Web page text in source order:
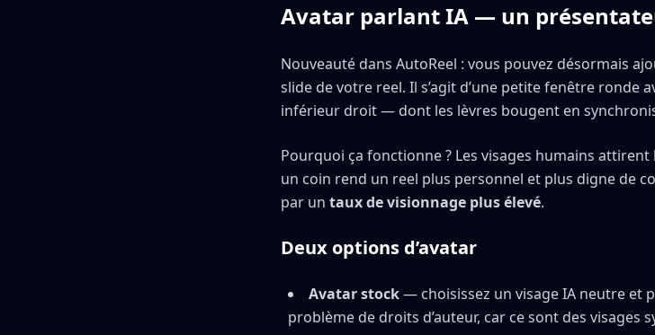
Avatar parlant IA — un
Nouveauté dans AutoReel : vous pouvez désormais
slide de votre reel. Il s’agit d’une petite fenêtre ronde
inférieur droit — dont les lèvres bougent en
Pourquoi ça fonctionne ? Les visages humains
un coin rend un reel plus personnel et plus digne de
par un taux de visionnage plus élevé.
Deux options d’avatar
Avatar stock— choisissez un visage IA neutre et
problème de droits d’auteur, car ce sont des visages